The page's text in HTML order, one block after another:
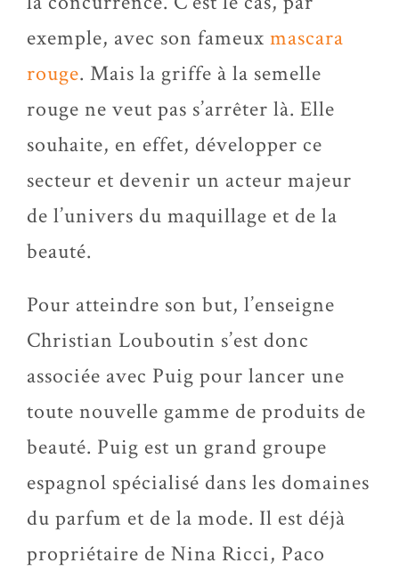
exemple, avec son fameux mascara
rouge. Mais la griffe à la semelle
rouge ne veut pas s’arrêter là. Elle
souhaite, en effet, développer ce
secteur et devenir un acteur majeur
de l’univers du maquillage et de la
beauté.
Pour atteindre son but, l’enseigne
Christian Louboutin s’est donc
associée avec Puig pour lancer une
toute nouvelle gamme de produits de
beauté. Puig est un grand groupe
espagnol spécialisé dans les domaines
du parfum et de la mode. Il est déjà
propriétaire de Nina Ricci, Paco